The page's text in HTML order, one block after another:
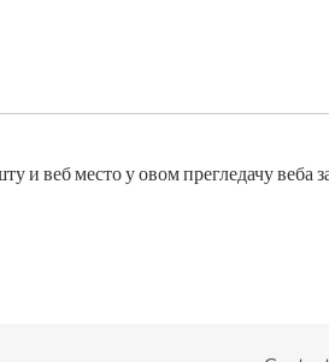
и веб место у овом прегледачу веба